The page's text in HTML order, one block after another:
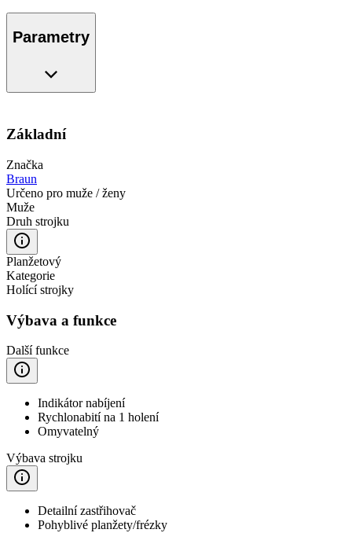
Parametry
Základní
Značka
Braun
Určeno pro muže / ženy
Muže
Druh strojku
Planžetový
Kategorie
Holící strojky
Výbava a funkce
Další funkce
Indikátor nabíjení
Rychlonabití na 1 holení
Omyvatelný
Výbava strojku
Detailní zastřihovač
Pohyblivé planžety/frézky